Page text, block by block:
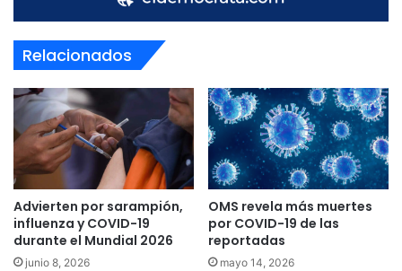
Relacionados
Advierten por sarampión,
influenza y COVID-19
durante el Mundial 2026
junio 8, 2026
OMS revela más muertes
por COVID-19 de las
reportadas
mayo 14, 2026